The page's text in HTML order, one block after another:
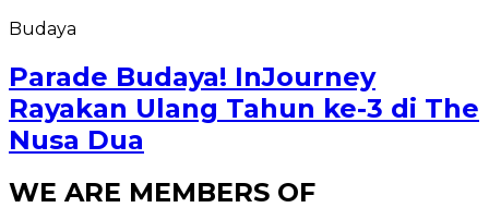
Budaya
Parade Budaya! InJourney
Rayakan Ulang Tahun ke-3 di The
Nusa Dua
WE ARE MEMBERS OF